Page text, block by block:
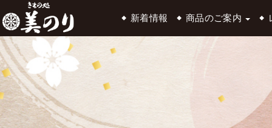
新着情報 商品のご案内